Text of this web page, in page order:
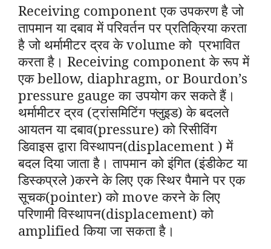
Receiving component एक उपकरण है जो
तापमान या दबाव में परिवर्तन पर प्रतिक्रिया करता
है जो थर्मामीटर द्रव के volume को प्रभावित
करता है। Receiving component के रूप में
एक bellow, diaphragm, or Bourdon’s
pressure gauge का उपयोग कर सकते हैं।
थर्मामीटर द्रव (ट्रांसमिटिंग फ्लुइड) के बदलते
आयतन या दबाव(pressure) को रिसीविंग
डिवाइस द्वारा विस्थापन(displacement ) में
बदल दिया जाता है। तापमान को इंगित (इंडीकेट या
डिस्कप्रले )करने के लिए एक स्थिर पैमाने पर एक
सूचक(pointer) को move करने के लिए
परिणामी विस्थापन(displacement) को
amplified किया जा सकता है।